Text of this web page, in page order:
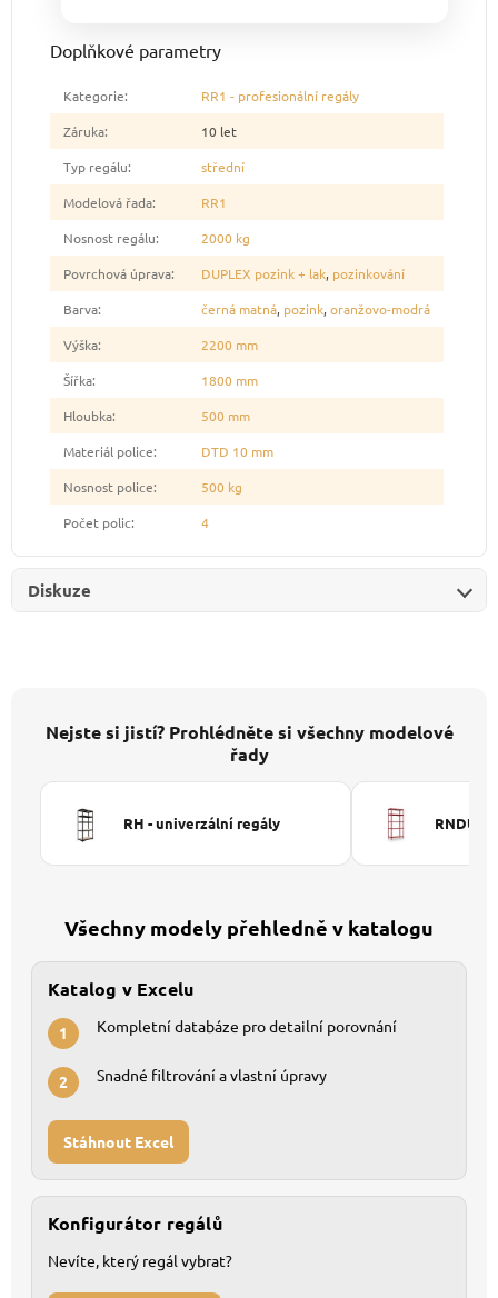
Doplňkové parametry
Kategorie:
RR1 - profesionální regály
Záruka:
10 let
Typ regálu:
střední
Modelová řada:
RR1
Nosnost regálu:
2000 kg
Povrchová úprava: DUPLEX pozink + lak, pozinkování
Barva: černá matná, pozink, oranžovo-modrá
Výška:
2200 mm
Šířka:
1800 mm
Hloubka:
500 mm
Materiál police:
DTD 10 mm
Nosnost police:
500 kg
Počet polic: 4
Diskuze
Nejste si jistí? Prohlédněte si všechny modelové
řady
RH - univerzální regály RNDU-
Všechny modely přehledně v katalogu
Katalog v Excelu
1 Kompletní databáze pro detailní porovnání
2 Snadné filtrování a vlastní úpravy
Stáhnout Excel
Konfigurátor regálů
Nevíte, který regál vybrat?